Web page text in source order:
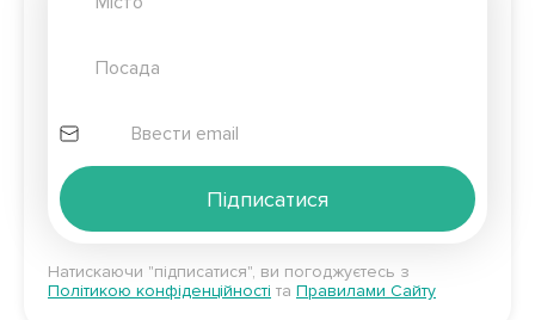
Підписатися
Натискаючи "підписатися", ви погоджуєтесь з
Політикою конфіденційності та Правилами Сайту